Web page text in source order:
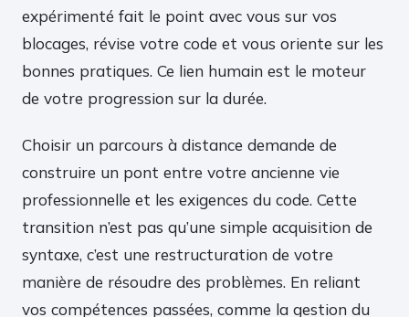
expérimenté fait le point avec vous sur vos
blocages, révise votre code et vous oriente sur les
bonnes pratiques. Ce lien humain est le moteur
de votre progression sur la durée.
Choisir un parcours à distance demande de
construire un pont entre votre ancienne vie
professionnelle et les exigences du code. Cette
transition n’est pas qu’une simple acquisition de
syntaxe, c’est une restructuration de votre
manière de résoudre des problèmes. En reliant
vos compétences passées, comme la gestion du